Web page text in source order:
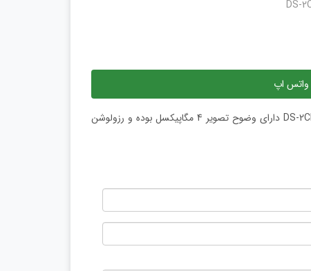
اپ
دوربین مداربسته بولت هایک ویژن میکروفن دار مدل DS-2CD1043G2-LIU-F دارای وضوح تصویر 4 مگاپیکسل بوده و رزولوشن‌